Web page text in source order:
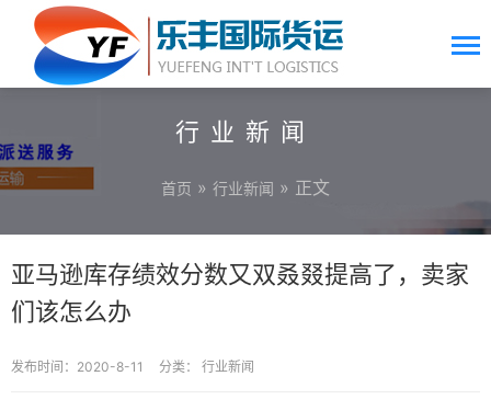
行业新闻
首页 » 行业新闻 » 正文
亚马逊库存绩效分数又双叒叕提高了，卖家
们该怎么办
发布时间：2020-8-11 分类： 行业新闻